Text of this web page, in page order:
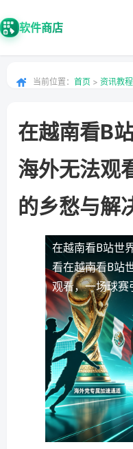
软件商店
当前位置： 首页 > 资讯教程
在越南看B
海外无法观
的乡愁与解
在越南看B站世
看在越南看B站
观看，一场球赛